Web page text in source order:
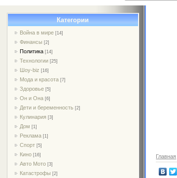
Категории
Война в мире [14]
Финансы [2]
Политика [14]
Технологии [25]
Шоу-biz [16]
Мода и красота [7]
Здоровье [5]
Он и Она [6]
Дети и беременность [2]
Кулинария [3]
Дом [1]
Реклама [1]
Спорт [5]
Кино [16]
Авто Мото [3]
Катастрофы [2]
Главная